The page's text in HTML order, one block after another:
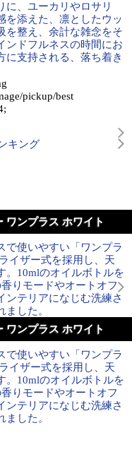
に、ユーカリやロサリ
を添えた、凛としたウッ
を整え、余計な雑念をそ
ンドフルネスの時間にお
に支持される、落ち着き
pickup/best
キング
ンプラス ホワイト
で使いやすい「ワンプラ
イザー式を採用し、天
。10mlのオイルボトルを
りモードやオートオフ
ンテリアになじむ洗練さ
した。
ンプラス ホワイト
で使いやすい「ワンプラ
イザー式を採用し、天
。10mlのオイルボトルを
りモードやオートオフ
ンテリアになじむ洗練さ
した。